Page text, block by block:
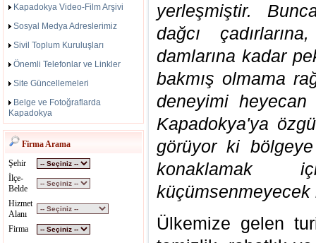
Kapadokya Video-Film Arşivi
Sosyal Medya Adreslerimiz
Sivil Toplum Kuruluşları
Önemli Telefonlar ve Linkler
Site Güncellemeleri
Belge ve Fotoğraflarda
Kapadokya
Firma Arama
Şehir
İlçe-
Belde
Hizmet
Alanı
Firma
yerleşmiştir.
dağcı
damlarına kadar
bakmış olmama
deneyimi
Kapadokya'ya
görüyor ki
konaklamak
küçümsenmeyecek
Ülkemize gelen